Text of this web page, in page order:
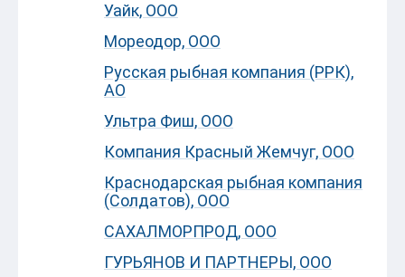
Уайк, ООО
Мореодор, ООО
Русская рыбная компания (РРК),
АО
Ультра Фиш, ООО
Компания Красный Жемчуг, ООО
Краснодарская рыбная компания
(Солдатов), ООО
САХАЛМОРПРОД, ООО
ГУРЬЯНОВ И ПАРТНЕРЫ, ООО